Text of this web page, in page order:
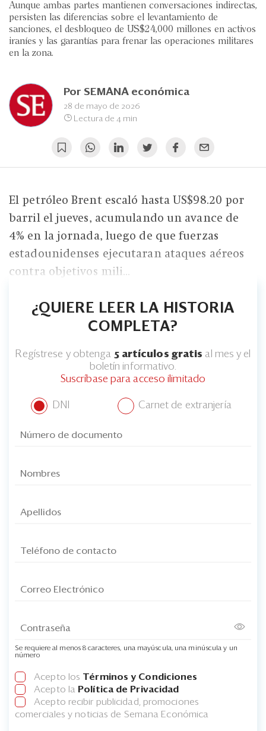
Edición Impresa
Aunque ambas partes mantienen conversaciones indirectas,
persisten las diferencias sobre el levantamiento de
sanciones, el desbloqueo de US$24,000 millones en activos
iraníes y las garantías para frenar las operaciones militares
en la zona.
Por SEMANA económica
28 de mayo de 2026
Lectura de 4 min
El petróleo Brent escaló hasta US$98.20 por
barril el jueves, acumulando un avance de
4% en la jornada, luego de que fuerzas
estadounidenses ejecutaran ataques aéreos
contra objetivos mili...
¿QUIERE LEER LA HISTORIA
COMPLETA?
Regístrese y obtenga 5 artículos gratis al mes y el
boletín informativo.
Suscríbase para acceso ilimitado
DNI Carnet de extranjería
Se requiere al menos 8 caracteres, una mayúscula, una minúscula y un
número
Acepto los Términos y Condiciones
Acepto la Política de Privacidad
Acepto recibir publicidad, promociones
comerciales y noticias de Semana Económica